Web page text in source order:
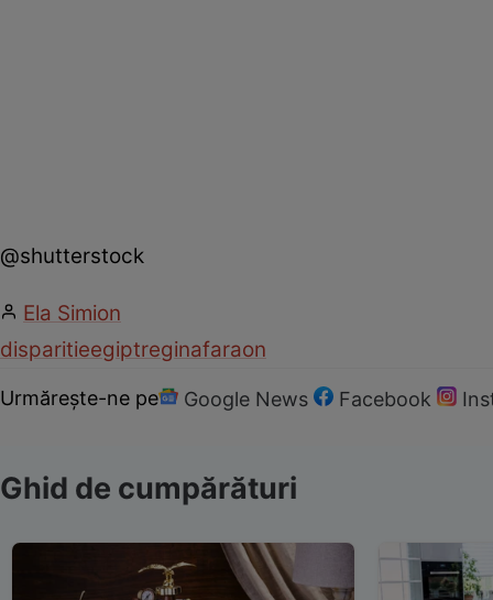
@shutterstock
Ela Simion
disparitieegiptreginafaraon
Urmărește-ne pe Google News Facebook
Ghid de cumpărături